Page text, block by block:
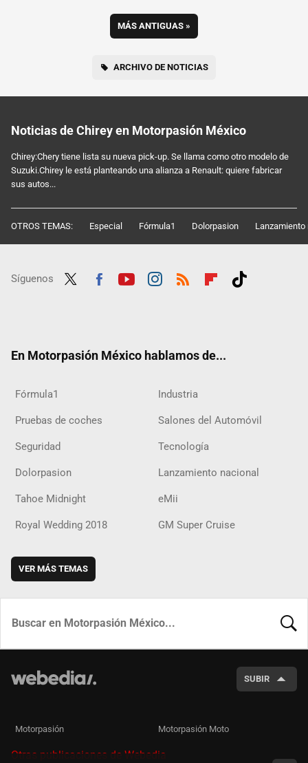
MÁS ANTIGUAS »
ARCHIVO DE NOTICIAS
Noticias de Chirey en Motorpasión México
Chirey:Chery tiene lista su nueva pick-up. Se llama como otro modelo de
Suzuki.Chirey le está planteando una alianza a Renault: quiere fabricar
sus autos...
OTROS TEMAS: Especial Fórmula1 Dolorpasion Lanzamiento
Síguenos
En Motorpasión México hablamos de...
Fórmula1 Industria
Pruebas de coches Salones del Automóvil
Seguridad Tecnología
Dolorpasion Lanzamiento nacional
Tahoe Midnight eMii
Royal Wedding 2018 GM Super Cruise
VER MÁS TEMAS
SUBIR
Motorpasión Motorpasión Moto
Otras publicaciones de Webedia